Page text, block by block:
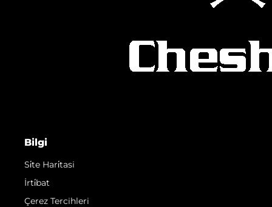
Bilgi
Si̇te Hari̇tasi
İrti̇bat
Çerez Tercihleri